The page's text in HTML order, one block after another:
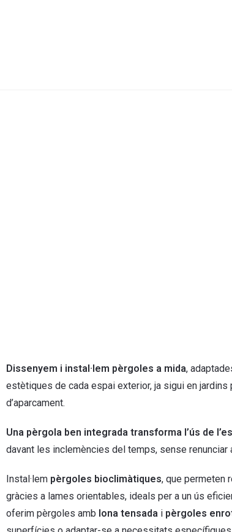
Dissenyem i instal·lem pèrgoles a mida,
estètiques de cada espai exterior, ja sigui en
d’aparcament.
Una pèrgola ben integrada transforma l’ús de
davant les inclemències del temps, sense renunciar
Instal·lem pèrgoles bioclimàtiques, que permeten
gràcies a lames orientables, ideals per a un ús
oferim pèrgoles amb lona tensada i pèrgoles